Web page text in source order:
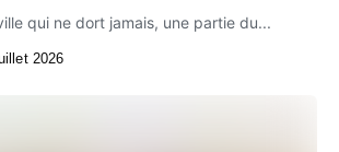
qui ne dort jamais, une partie du...
2026